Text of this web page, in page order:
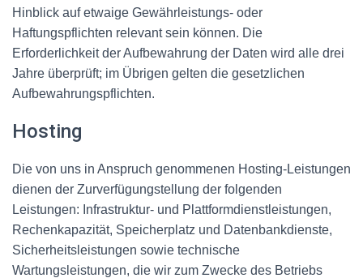
Hinblick auf etwaige Gewährleistungs- oder
Haftungspflichten relevant sein können. Die
Erforderlichkeit der Aufbewahrung der Daten wird alle drei
Jahre überprüft; im Übrigen gelten die gesetzlichen
Aufbewahrungspflichten.
Hosting
Die von uns in Anspruch genommenen Hosting-Leistungen
dienen der Zurverfügungstellung der folgenden
Leistungen: Infrastruktur- und Plattformdienstleistungen,
Rechenkapazität, Speicherplatz und Datenbankdienste,
Sicherheitsleistungen sowie technische
Wartungsleistungen, die wir zum Zwecke des Betriebs